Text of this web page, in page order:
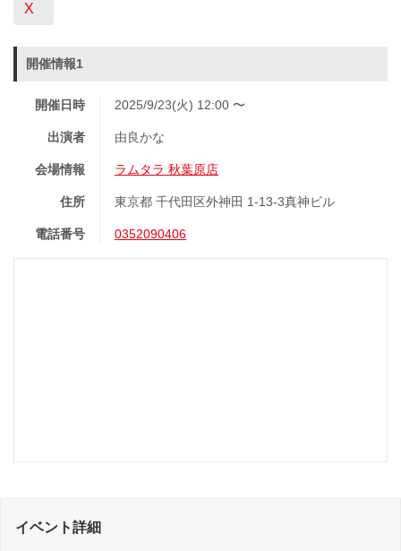
X
開催情報1
開催日時 2025/9/23(火) 12:00 〜
出演者 由良かな
会場情報 ラムタラ 秋葉原店
住所 東京都 千代田区外神田 1-13-3真神ビル
電話番号 0352090406
イベント詳細